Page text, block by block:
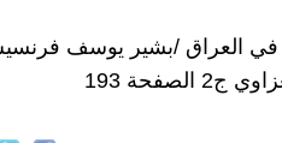
/بشير يوسف فرنسيس ج1
193